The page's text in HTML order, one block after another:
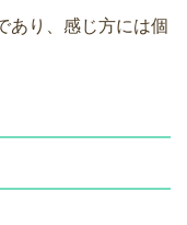
あり、感じ方には個